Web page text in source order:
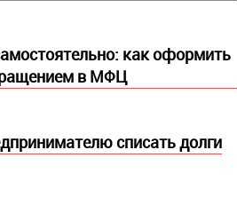
как оформить
в МФЦ
списать долги